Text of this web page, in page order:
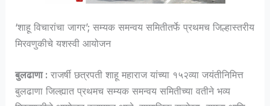
‘शाहू विचारांचा जागर’; सम्यक समन्वय समितीतर्फे प्रथमच जिल्हास्तरीय
मिरवणुकीचे यशस्वी आयोजन
बुलढाणा : राजर्षी छत्रपती शाहू महाराज यांच्या १५२व्या जयंतीनिमित्त
बुलढाणा जिल्ह्यात प्रथमच सम्यक समन्वय समितीच्या वतीने भव्य